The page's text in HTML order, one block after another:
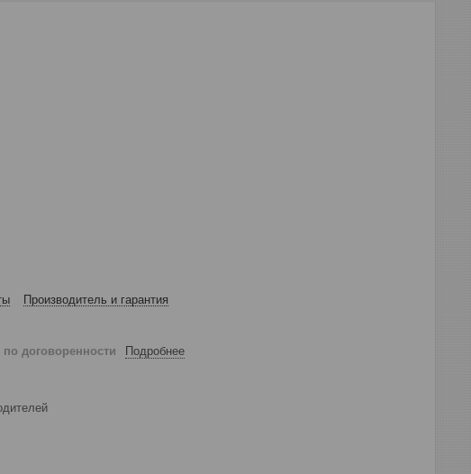
Производитель и гарантия
по договоренности Подробнее